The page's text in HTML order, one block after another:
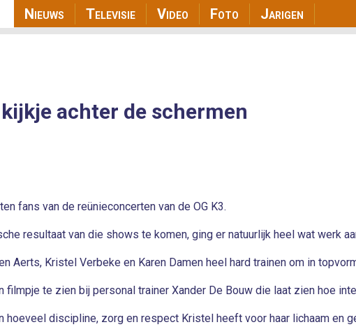
to
Main navigation
Nieuws Televisie Video Foto Jarigen
achter de schermen
fans van de reünieconcerten van de OG K3.
resultaat van die shows te komen, ging er natuurlijk heel wat werk
Aerts, Kristel Verbeke en Karen Damen heel hard trainen om in
filmpje te zien bij personal trainer Xander De Bouw die laat zien hoe
hoeveel discipline, zorg en respect Kristel heeft voor haar lichaam en